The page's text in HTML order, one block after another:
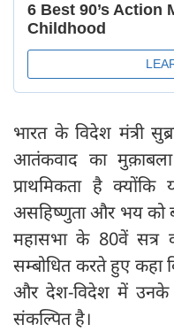
भारत के विदेश मंत्री
आतंकवाद का
प्राथमिकता है क्योंकि
असहिष्णुता और भय को
महासभा के 80वें सत्र
सम्बोधित करते हुए कहा
और देश-विदेश में उनके
संकल्पित है।